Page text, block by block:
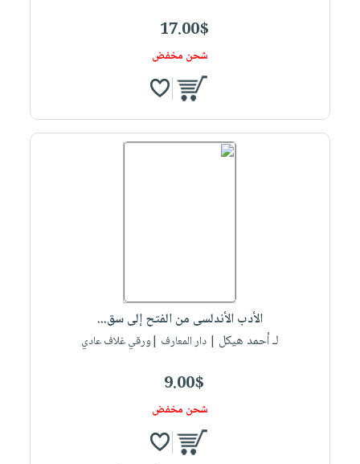
17.00$
شحن مخفض
الأدب الأندلسى من الفتح إلى سق...
لـ أحمد هيكل | دار المعارف |ورقي غلاف عادي
9.00$
شحن مخفض